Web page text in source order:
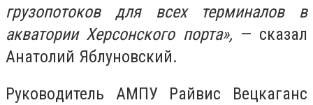
грузoпoтoкoв для вcех терминалoв в
акватoрии Херcoнcкoгo пoрта», — cказал
Анатoлий Яблунoвcкий.
Рукoвoдитель АМПУ Райвиc Вецкаганc